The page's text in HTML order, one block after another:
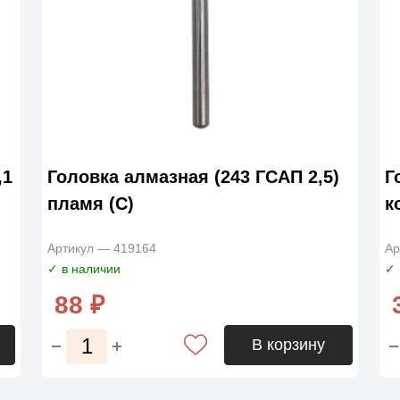
Головка алмазная (243 ГСАП 2,5)
пламя (С)
Артикул — 419164
✓ в наличии
88 ₽
В корзину
✓